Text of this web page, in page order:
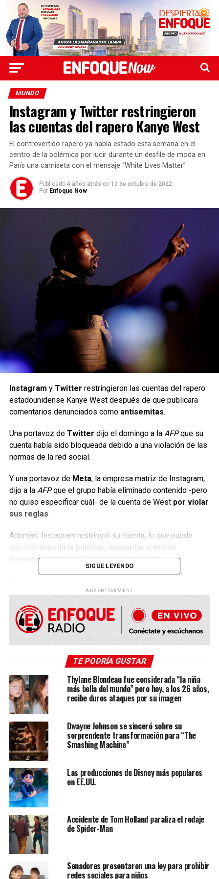
MUNDO
Instagram y Twitter restringieron
las cuentas del rapero Kanye West
El controvertido rapero ya había estado esta semana en el
centro de la polémica por lucir durante un desfile de moda en
París una camiseta con el mensaje “White Lives Matter”
Publicado 4 años atrás on 10 de octubre de 2022
Por Enfoque Now
Instagram y Twitter restringieron las cuentas del rapero
estadounidense Kanye West después de que publicara
comentarios denunciados como antisemitas.
Una portavoz de Twitter dijo el domingo a la AFPque su
cuenta había sido bloqueada debido a una violación de las
normas de la red social.
Y una portavoz de Meta, la empresa matriz de Instagram,
dijo a la AFPque el grupo había eliminado contenido -pero
no quiso especificar cuál- de la cuenta de West por violar
sus reglas.
Además, Instagram restringió su cuenta, lo que puede
impedirle publicar, comentar o enviar
mensajes privados,según la misma fuente.
West amenazaba a “los judíos”
“han estado jugando conmigo e intentado excluir a
cualquier que se opone a su agenda”.
El rapero, además, apuntaba que él no puede ser
judía”.
Twitter confirmó a varios medios estadounidenses que ha
bloqueado la cuenta de Westpor un tiempo que no se
ha dado a conocer
El controvertido raperoya había estado esta semana en
el centro de la polémica
moda en París una camiseta con el mensaje “White Lives
Matter” (“Las vidas blancas importan”), un lema utilizado a
menudo por supremacistas blancos en respuesta al
movimiento contra el racismo “Black Lives Matter”.
SIGUE LEYENDO
ADVERTISEMENT
TE PODRÍA GUSTAR
Thylane Blondeau fue considerada “la niña
más bella del mundo” pero hoy, a los 26 años,
recibe duros ataques por su imagen
Dwayne Johnson se sinceró sobre su
sorprendente transformación para “The
Smashing Machine”
Las producciones de Disney más populares
en EE.UU.
Accidente de Tom Holland paraliza el rodaje
de Spider-Man
Senadores presentaron una ley para prohibir
redes sociales para niños